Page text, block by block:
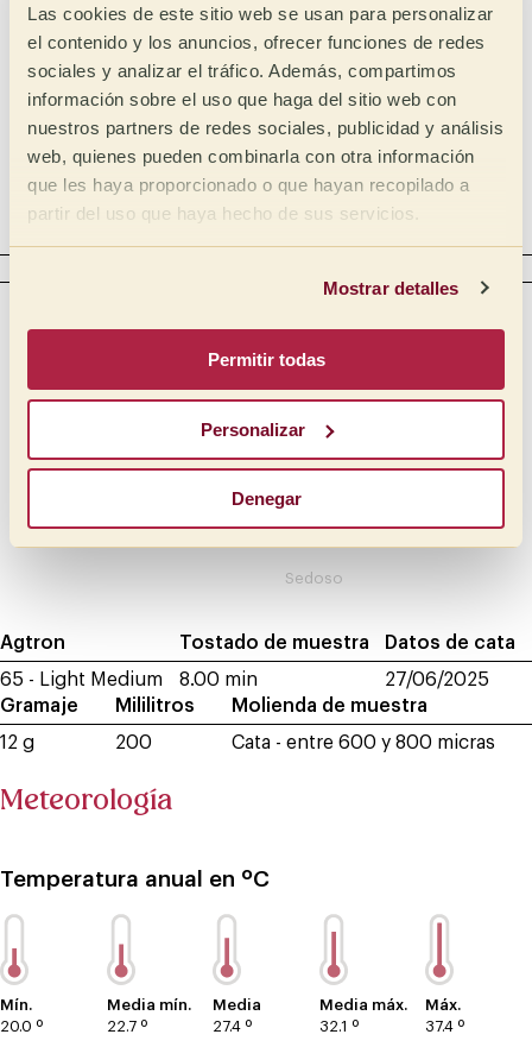
Las cookies de este sitio web se usan para personalizar
el contenido y los anuncios, ofrecer funciones de redes
sociales y analizar el tráfico. Además, compartimos
información sobre el uso que haga del sitio web con
nuestros partners de redes sociales, publicidad y análisis
web, quienes pueden combinarla con otra información
que les haya proporcionado o que hayan recopilado a
partir del uso que haya hecho de sus servicios.
Mostrar detalles
Permitir todas
Personalizar
Denegar
Media Baja
Media
Láctico
Cítrico
Fosfórico
Tartárico
Acético
Complejo
Medio ligero
Oleoso
Sirope
Meloso
Sedoso
Agtron
65 - Light Medium
Tostado de muestra
8.00 min
Datos de cata
27/06/2025
Gramaje
12 g
Mililitros
200
Molienda de muestra
Cata - entre 600 y 800 micras
Meteorología
Temperatura anual en ºC
Mín.
20.0 º
Media mín.
22.7 º
Media
27.4 º
Media máx.
32.1 º
Máx.
37.4 º